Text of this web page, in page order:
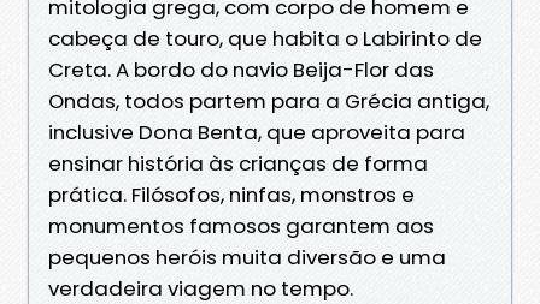
mitologia grega, com corpo de homem e
cabeça de touro, que habita o Labirinto de
Creta. A bordo do navio Beija-Flor das
Ondas, todos partem para a Grécia antiga,
inclusive Dona Benta, que aproveita para
ensinar história às crianças de forma
prática. Filósofos, ninfas, monstros e
monumentos famosos garantem aos
pequenos heróis muita diversão e uma
verdadeira viagem no tempo.